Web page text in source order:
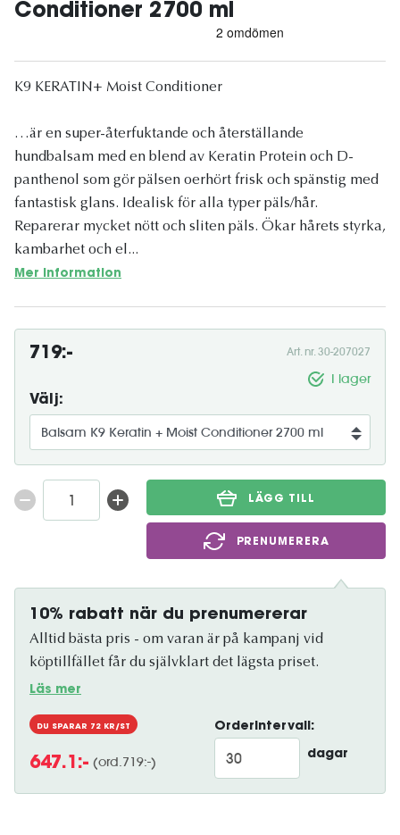
Conditioner 2700 ml
K9 KERATIN+ Moist Conditioner
…är en super-återfuktande och återställande
hundbalsam med en blend av Keratin Protein och D-
panthenol som gör pälsen oerhört frisk och spänstig med
fantastisk glans. Idealisk för alla typer päls/hår.
Reparerar mycket nött och sliten päls. Ökar hårets styrka,
kambarhet och el...
Mer information
719:- Art. nr. 30-207027
I lager
Välj:
LÄGG TILL
PRENUMERERA
10% rabatt när du prenumererar
Alltid bästa pris - om varan är på kampanj vid
köptillfället får du självklart det lägsta priset.
Läs mer
DU SPARAR 72 KR/ST
647.1 :- (ord.719:-)
Orderintervall:
dagar